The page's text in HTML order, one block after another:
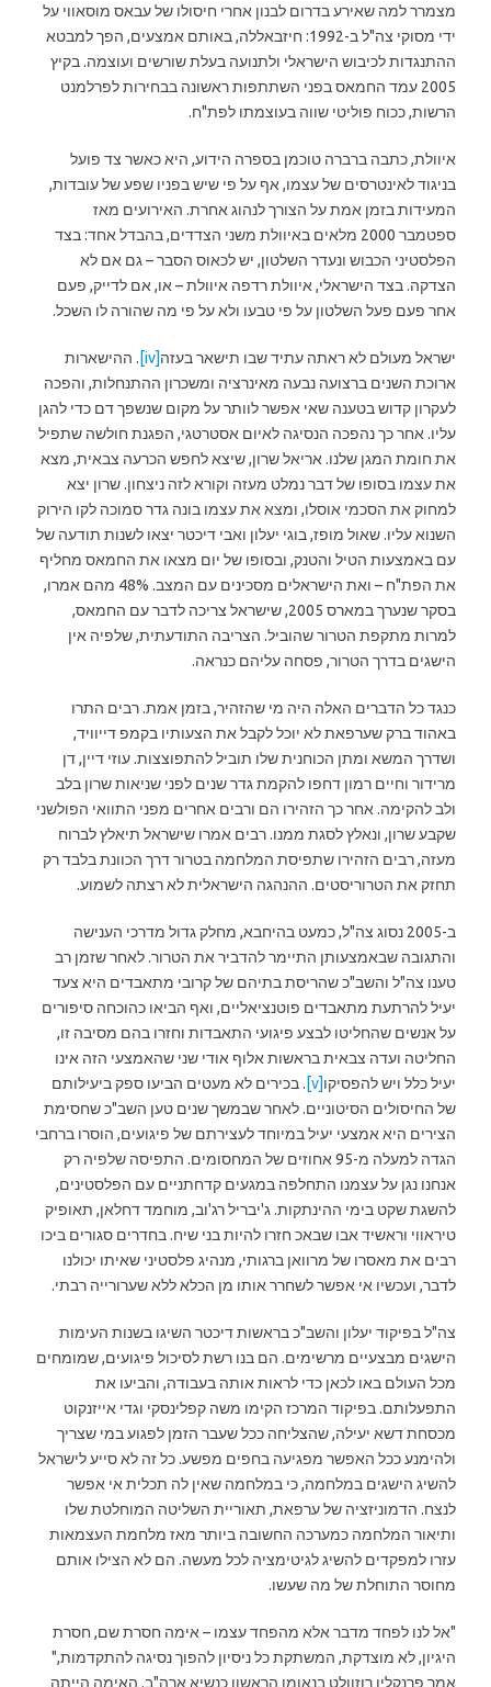
מצמרר למה שאירע בדרום לבנון אחרי חיסולו של עבאס מוסאווי על
ידי מסוקי צה"ל ב-1992: חיזבאללה, באותם אמצעים, הפך למבטא
ההתנגדות לכיבוש הישראלי ולתנועה בעלת שורשים ועוצמה. בקיץ
2005 עמד החמאס בפני השתתפות ראשונה בבחירות לפרלמנט
הרשות, ככוח פוליטי שווה בעוצמתו לפת"ח.
איוולת, כתבה ברברה טוכמן בספרה הידוע, היא כאשר צד פועל
בניגוד לאינטרסים של עצמו, אף על פי שיש בפניו שפע של עובדות,
המעידות בזמן אמת על הצורך לנהוג אחרת. האירועים מאז
ספטמבר 2000 מלאים באיוולת משני הצדדים, בהבדל אחד: בצד
הפלסטיני הכבוש ונעדר השלטון, יש לכאוס הסבר – גם אם לא
הצדקה. בצד הישראלי, איוולת רדפה איוולת – או, אם לדייק, פעם
אחר פעם פעל השלטון על פי טבעו ולא על פי מה שהורה לו השכל.
ישראל מעולם לא ראתה עתיד שבו תישאר בעזה[iv]
. ההישארות
ארוכת השנים ברצועה נבעה מאינרציה ומשכרון ההתנחלות, והפכה
לעקרון קדוש בטענה שאי אפשר לוותר על מקום שנשפך דם כדי להגן
עליו. אחר כך נהפכה הנסיגה לאיום אסטרטגי, הפגנת חולשה שתפיל
את חומת המגן שלנו. אריאל שרון, שיצא לחפש הכרעה צבאית, מצא
את עצמו בסופו של דבר נמלט מעזה וקורא לזה ניצחון. שרון יצא
למחוק את הסכמי אוסלו, ומצא את עצמו בונה גדר סמוכה לקו הירוק
השנוא עליו. שאול מופז, בוגי יעלון ואבי דיכטר יצאו לשנות תודעה של
עם באמצעות הטיל והטנק, ובסופו של יום מצאו את החמאס מחליף
את הפת"ח – ואת הישראלים מסכינים עם המצב. 48% מהם אמרו,
בסקר שנערך במארס 2005, שישראל צריכה לדבר עם החמאס,
למרות מתקפת הטרור שהוביל. הצריבה התודעתית, שלפיה אין
הישגים בדרך הטרור, פסחה עליהם כנראה.
כנגד כל הדברים האלה היה מי שהזהיר, בזמן אמת. רבים התרו
באהוד ברק שערפאת לא יוכל לקבל את הצעותיו בקמפ דייוויד,
ושדרך המשא ומתן הכוחנית שלו תוביל להתפוצצות. עוזי דיין, דן
מרידור וחיים רמון דחפו להקמת גדר שנים לפני שניאות שרון בלב
ולב להקימה. אחר כך הזהירו הם ורבים אחרים מפני התוואי הפולשני
שקבע שרון, ונאלץ לסגת ממנו. רבים אמרו שישראל תיאלץ לברוח
מעזה, רבים הזהירו שתפיסת המלחמה בטרור דרך הכוונת בלבד רק
תחזק את הטרוריסטים. ההנהגה הישראלית לא רצתה לשמוע.
ב-2005 נסוג צה"ל, כמעט בהיחבא, מחלק גדול מדרכי הענישה
והתגובה שבאמצעותן התיימר להדביר את הטרור. לאחר שזמן רב
טענו צה"ל והשב"כ שהריסת בתיהם של קרובי מתאבדים היא צעד
יעיל להרתעת מתאבדים פוטנציאליים, ואף הביאו כהוכחה סיפורים
על אנשים שהחליטו לבצע פיגועי התאבדות וחזרו בהם מסיבה זו,
החליטה ועדה צבאית בראשות אלוף אודי שני שהאמצעי הזה אינו
יעיל כלל ויש להפסיקו[v]
. בכירים לא מעטים הביעו ספק ביעילותם
של החיסולים הסיטוניים. לאחר שבמשך שנים טען השב"כ שחסימת
הצירים היא אמצעי יעיל במיוחד לעצירתם של פיגועים, הוסרו ברחבי
הגדה למעלה מ-95 אחוזים של המחסומים. התפיסה שלפיה רק
אנחנו נגן על עצמנו התחלפה במגעים קדחתניים עם הפלסטינים,
להשגת שקט בימי ההינתקות. ג'יבריל רג'וב, מוחמד דחלאן, תאופיק
טיראווי וראשיד אבו שבאכ חזרו להיות בני שיח. בחדרים סגורים ביכו
רבים את מאסרו של מרוואן ברגותי, מנהיג פלסטיני שאיתו יכולנו
לדבר, ועכשיו אי אפשר לשחרר אותו מן הכלא ללא שערורייה רבתי.
צה"ל בפיקוד יעלון והשב"כ בראשות דיכטר השיגו בשנות העימות
הישגים מבצעיים מרשימים. הם בנו רשת לסיכול פיגועים, שמומחים
מכל העולם באו לכאן כדי לראות אותה בעבודה, והביעו את
התפעלותם. בפיקוד המרכז הקימו משה קפלינסקי וגדי אייזנקוט
מכסחת דשא יעילה, שהצליחה ככל שעבר הזמן לפגוע במי שצריך
ולהימנע ככל האפשר מפגיעה בחפים מפשע. כל זה לא סייע לישראל
להשיג הישגים במלחמה, כי במלחמה שאין לה תכלית אי אפשר
לנצח. הדמוניזציה של ערפאת, תאוריית השליטה המוחלטת שלו
ותיאור המלחמה כמערכה החשובה ביותר מאז מלחמת העצמאות
עזרו למפקדים להשיג לגיטימציה לכל מעשה. הם לא הצילו אותם
מחוסר התוחלת של מה שעשו.
"אל לנו לפחד מדבר אלא מהפחד עצמו – אימה חסרת שם, חסרת
היגיון, לא מוצדקת, המשתקת כל ניסיון להפוך נסיגה להתקדמות,"
אמר פרנקלין רוזוולט בנאומו הראשון כנשיא ארה"ב. האימה הייתה